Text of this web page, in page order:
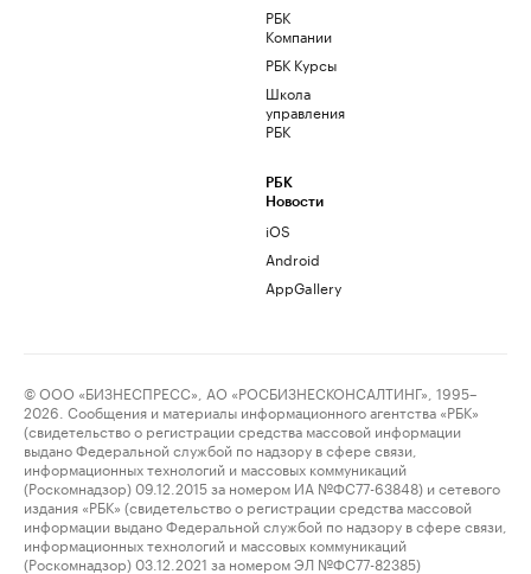
РБК
Компании
РБК Курсы
Школа
управления
РБК
РБК
Новости
iOS
Android
AppGallery
© ООО «БИЗНЕСПРЕСС», АО «РОСБИЗНЕСКОНСАЛТИНГ», 1995–
2026. Сообщения и материалы информационного агентства «РБК»
(свидетельство о регистрации средства массовой информации
выдано Федеральной службой по надзору в сфере связи,
информационных технологий и массовых коммуникаций
(Роскомнадзор) 09.12.2015 за номером ИА №ФС77-63848) и сетевого
издания «РБК» (свидетельство о регистрации средства массовой
информации выдано Федеральной службой по надзору в сфере связи,
информационных технологий и массовых коммуникаций
(Роскомнадзор) 03.12.2021 за номером ЭЛ №ФС77-82385)